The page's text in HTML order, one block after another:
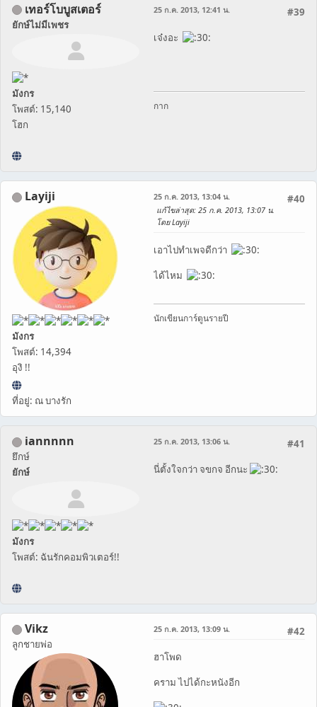
เทอร์โบบูสเตอร์
ยักษ์ไม่มีเพชร
มังกร
โพสต์: 15,140
โฮก
#39
25 ก.ค. 2013, 12:41 น.
เจ๋งอะ
กาก
Layiji
มังกร
โพสต์: 14,394
อุงิ !!
ที่อยู่: ณ บางรัก
#40
25 ก.ค. 2013, 13:04 น.
แก้ไขล่าสุด: 25 ก.ค. 2013, 13:07 น.
โดย Layiji
เอาไปทำเพจดีกว่า
ได้ไหม
นักเขียนการ์ตูนรายปี
iannnnn
ยึกษ์
ยักษ์
มังกร
โพสต์: ฉันรักคอมพิวเตอร์!!
#41
25 ก.ค. 2013, 13:06 น.
นี่ตั้งใจกว่า จขกจ อีกนะ
Vikz
ลูกชายพ่อ
#42
25 ก.ค. 2013, 13:09 น.
ฮาโพด
คราม ไปได้กะหนังอีก